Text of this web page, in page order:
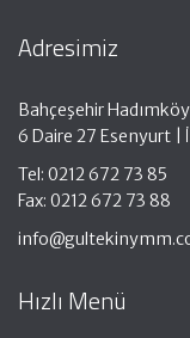
Adresimiz
Bahçeşehir
6 Daire 27 Esenyurt |
Tel: 0212 672 73 85
Fax: 0212 672 73 88
Hızlı Menü